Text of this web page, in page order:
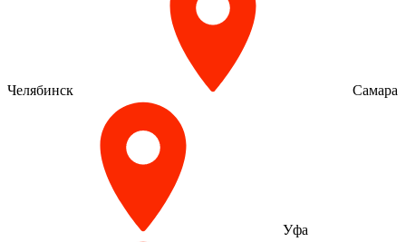
Челябинск Самара
Уфа